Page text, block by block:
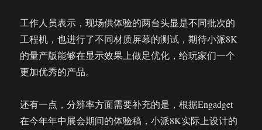
工作人员表示，现场供体验的两台头显是不同批次的
工程机，也进行了不同材质屏幕的测试，期待小派8K
的量产版能够在显示效果上做足优化，给玩家们一个
更加优秀的产品。
还有一点，分辨率方面需要补充的是，根据Engadget
在今年年中展会期间的体验稿，小派8K实际上设计的